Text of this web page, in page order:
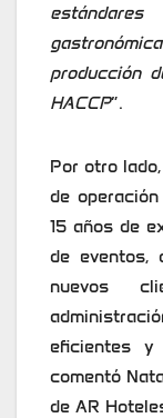
producción
HACCP”.
Por otro
de
15 años de
de eventos,
nuevos
eficientes y
comentó
de AR